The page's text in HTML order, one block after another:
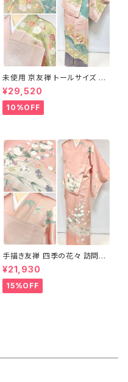
未使用 京友禅 トールサイズ 染
め分け 金彩 訪問着 袷 正絹 ピ
ンク 黄緑 紫 黄色 1438
¥29,520
10%OFF
手描き友禅 四季の花々 訪問着
袷 正絹 サーモンピンク クリー
ム 白 桃花色 1434
¥21,930
15%OFF